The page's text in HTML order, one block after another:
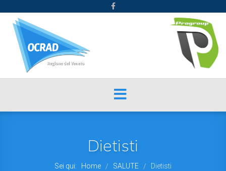
Dietisti
Sei qui: Home / SALUTE / Dietisti